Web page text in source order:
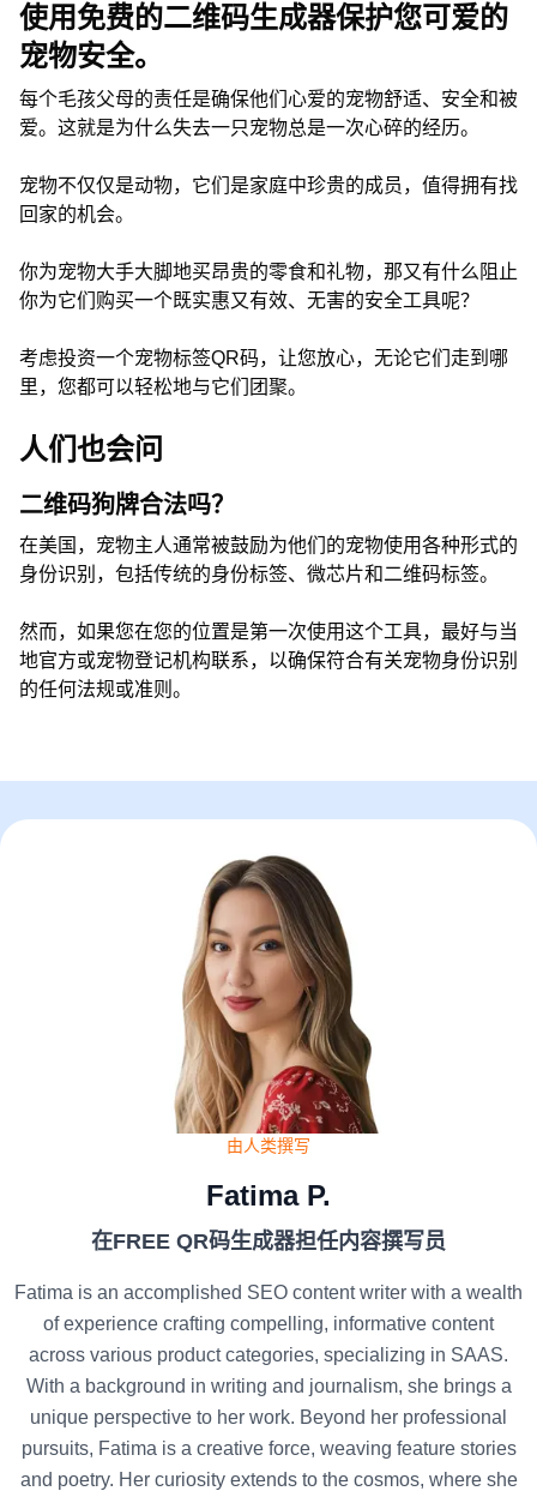
使用免费的二维码生成器保护您可爱的
宠物安全。
每个毛孩父母的责任是确保他们心爱的宠物舒适、安全和被
爱。这就是为什么失去一只宠物总是一次心碎的经历。
宠物不仅仅是动物，它们是家庭中珍贵的成员，值得拥有找
回家的机会。
你为宠物大手大脚地买昂贵的零食和礼物，那又有什么阻止
你为它们购买一个既实惠又有效、无害的安全工具呢？
考虑投资一个宠物标签QR码，让您放心，无论它们走到哪
里，您都可以轻松地与它们团聚。
人们也会问
二维码狗牌合法吗？
在美国，宠物主人通常被鼓励为他们的宠物使用各种形式的
身份识别，包括传统的身份标签、微芯片和二维码标签。
然而，如果您在您的位置是第一次使用这个工具，最好与当
地官方或宠物登记机构联系，以确保符合有关宠物身份识别
的任何法规或准则。
由人类撰写
Fatima P.
在FREE QR码生成器担任内容撰写员
Fatima is an accomplished SEO content writer with a wealth
of experience crafting compelling, informative content
across various product categories, specializing in SAAS.
With a background in writing and journalism, she brings a
unique perspective to her work. Beyond her professional
pursuits, Fatima is a creative force, weaving feature stories
and poetry. Her curiosity extends to the cosmos, where she